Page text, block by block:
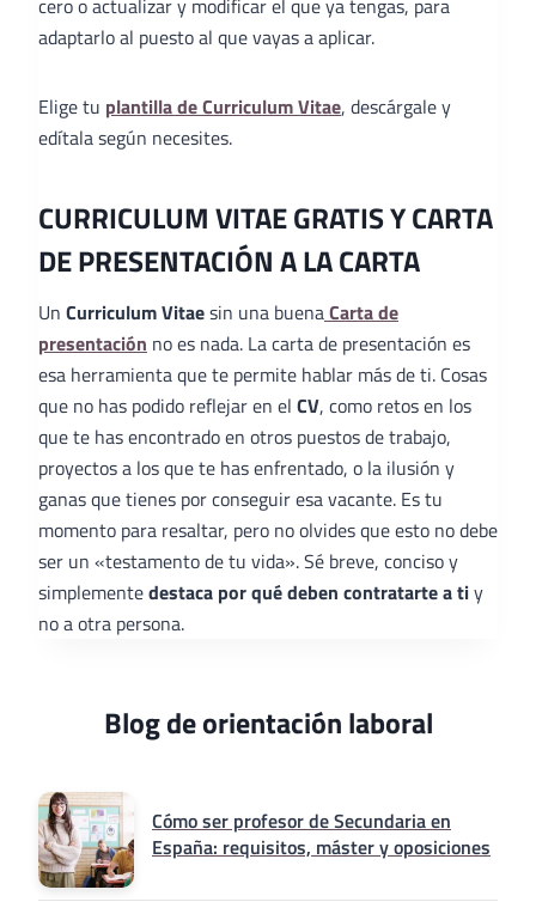
cero o actualizar y modificar el que ya tengas, para
adaptarlo al puesto al que vayas a aplicar.
Elige tu plantilla de Curriculum Vitae, descárgale y
edítala según necesites.
CURRICULUM VITAE GRATIS Y CARTA
DE PRESENTACIÓN A LA CARTA
Un Curriculum Vitaesin una buenaCarta de
presentación no es nada. La carta de presentación es
esa herramienta que te permite hablar más de ti. Cosas
que no has podido reflejar en el CV, como retos en los
que te has encontrado en otros puestos de trabajo,
proyectos a los que te has enfrentado, o la ilusión y
ganas que tienes por conseguir esa vacante. Es tu
momento para resaltar, pero no olvides que esto no debe
ser un «testamento de tu vida». Sé breve, conciso y
simplementedestaca por qué deben contratarte a tiy
no a otra persona.
Blog de orientación laboral
Cómo ser profesor de Secundaria en
España: requisitos, máster y oposiciones